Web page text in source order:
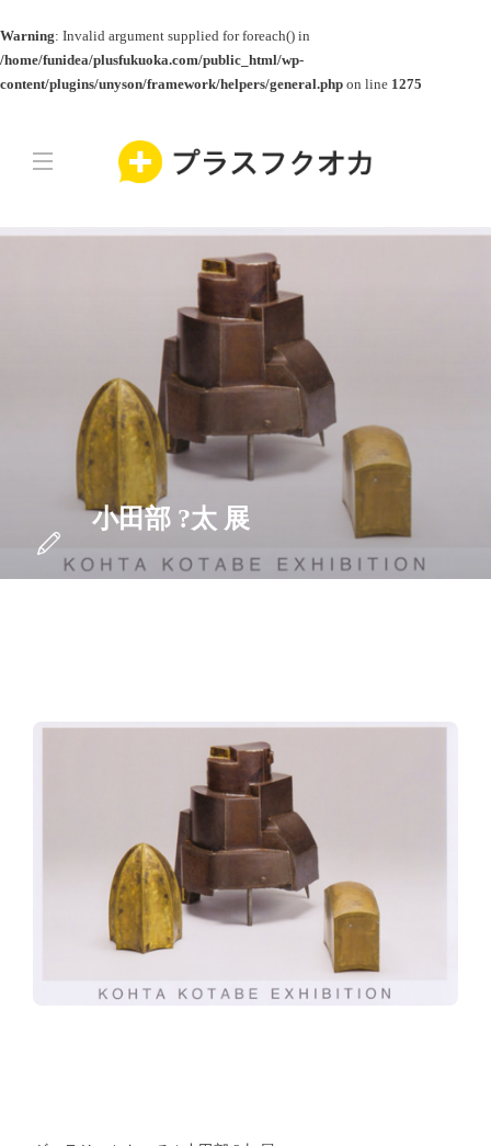
Warning: Invalid argument supplied for foreach() in
/home/funidea/plusfukuoka.com/public_html/wp-
content/plugins/unyson/framework/helpers/general.php on line 1275
小田部 ?太 展